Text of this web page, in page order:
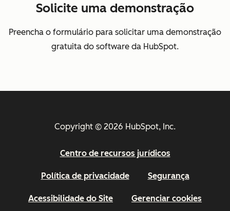
Solicite uma demonstração
Preencha o formulário para solicitar uma demonstração
gratuita do software da HubSpot.
Copyright © 2026 HubSpot, Inc.
Centro de recursos jurídicos
Política de privacidade Segurança
Acessibilidade do Site Gerenciar cookies